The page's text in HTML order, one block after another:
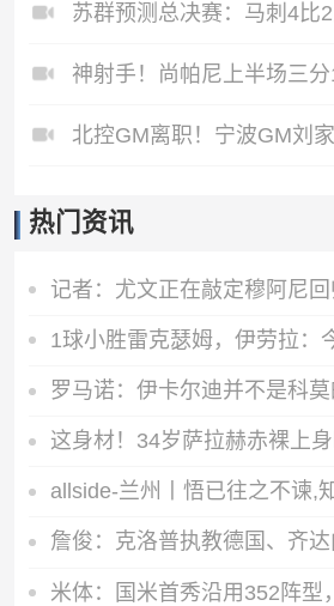
苏群预测总决赛：马刺4比
热门资讯
allside-兰州丨悟已往之不谏,